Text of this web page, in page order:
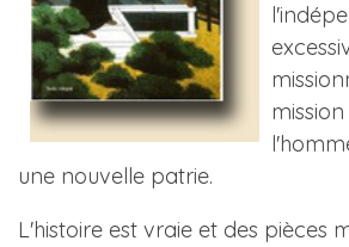
une nouvelle patrie.
L'histoire est vraie et des pièces